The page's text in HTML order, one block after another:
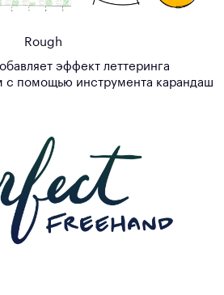
Rough
эффект леттеринга
с помощью инструмента карандаш